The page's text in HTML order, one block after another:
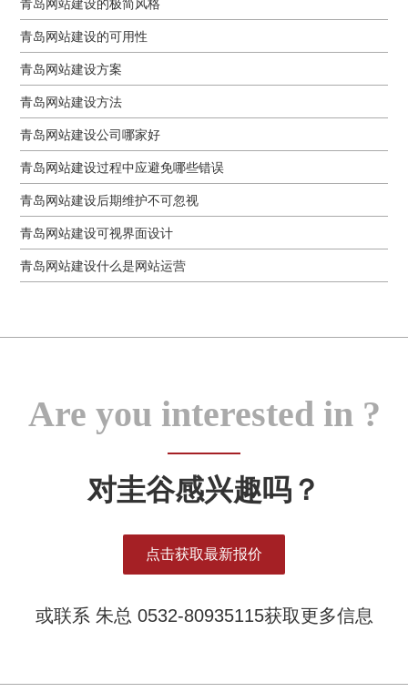
青岛网站建设的极简风格
青岛网站建设的可用性
青岛网站建设方案
青岛网站建设方法
青岛网站建设公司哪家好
青岛网站建设过程中应避免哪些错误
青岛网站建设后期维护不可忽视
青岛网站建设可视界面设计
青岛网站建设什么是网站运营
Are you interested in ?
对圭谷感兴趣吗？
点击获取最新报价
或联系 朱总 0532-80935115获取更多信息